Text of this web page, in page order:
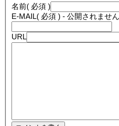
名前( 必須 )
E-MAIL( 必須 ) - 公開されませ
URL